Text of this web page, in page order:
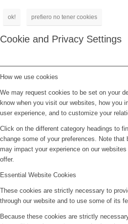
ok! prefiero no tener cookies
Cookie and Privacy Settings
How we use cookies
We may request cookies to be set on your
know when you visit our websites, how you
user experience, and to customize your
Click on the different category headings to
change some of your preferences. Note
may impact your experience on our
offer.
Essential Website Cookies
These cookies are strictly necessary to
through our website and to use some of its
Because these cookies are strictly